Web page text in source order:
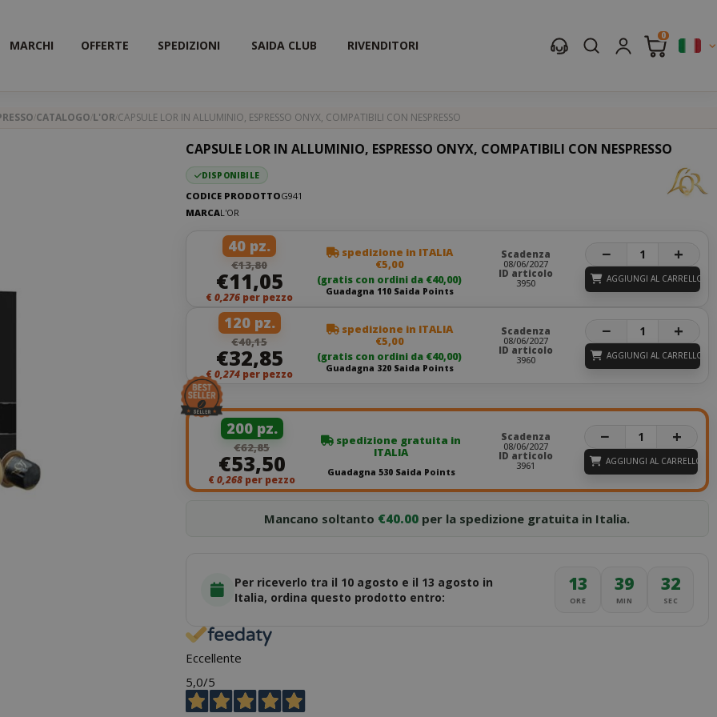
MARCHI OFFERTE SPEDIZIONI SAIDA CLUB RIVENDITORI
0
CATALOGO L'OR CAPSULE LOR IN ALLUMINIO, ESPRESSO ONYX, COMPATIBILI CON NESPRESSO
CAPSULE LOR IN ALLUMINIO, ESPRESSO ONYX, COMPATIBILI CON NESPRESSO
DISPONIBILE
CODICE PRODOTTOG941
MARCAL'OR
40 pz.
€13,80
€11,05
€0,276 per pezzo
spedizione in ITALIA
€5,00
(gratis con ordini da €40,00)
Guadagna 110 Saida Points
Scadenza
08/06/2027
ID articolo
3950
− +
AGGIUNGI AL CARRELLO
120 pz.
€40,15
€32,85
€0,274 per pezzo
spedizione in ITALIA
€5,00
(gratis con ordini da €40,00)
Guadagna 320 Saida Points
Scadenza
08/06/2027
ID articolo
3960
− +
AGGIUNGI AL CARRELLO
200 pz.
€62,85
€53,50
€0,268 per pezzo
spedizione gratuita in
ITALIA
Guadagna 530 Saida Points
Scadenza
08/06/2027
ID articolo
3961
− +
AGGIUNGI AL CARRELLO
Mancano soltanto €40.00 per la spedizione gratuita in Italia.
Per riceverlo tra il 10 agosto e il 13 agosto in
Italia, ordina questo prodotto entro:
13
ORE
39
MIN
31
SEC
Eccellente
5,0/5